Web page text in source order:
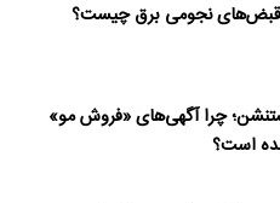
قبض‌های نجومی برق چیست؟
چرا آگهی‌های «فروش مو»
است؟